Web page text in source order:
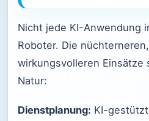
Nicht jede KI-Anwendung
Roboter. Die
wirkungsvolleren Einsätze
Natur:
Dienstplanung: KI-